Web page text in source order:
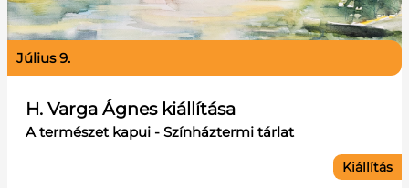
H. Varga Ágnes kiállítása
A természet kapui - Színháztermi tárlat
július 9.
Kiállítás